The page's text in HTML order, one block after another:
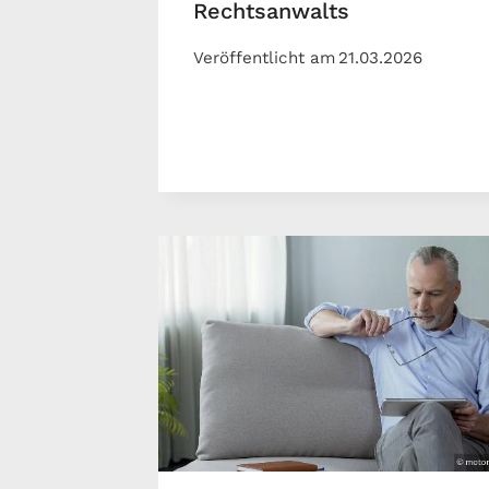
Rechtsanwalts
Veröffentlicht am 21.03.2026